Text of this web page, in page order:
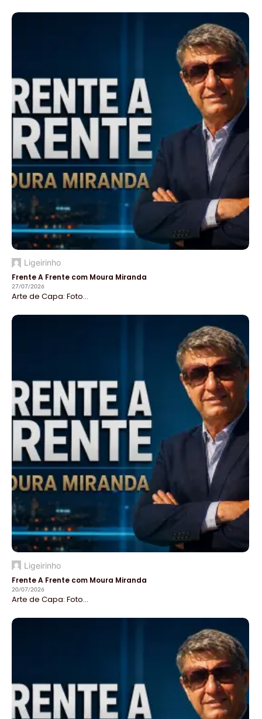
Ligeirinho
Frente A Frente com Moura Miranda
27/07/2026
Arte de Capa: Foto...
Ligeirinho
Frente A Frente com Moura Miranda
20/07/2026
Arte de Capa: Foto...